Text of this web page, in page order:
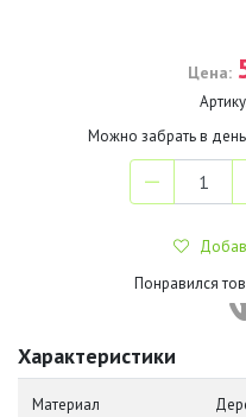
Цена:
Можно забрать в день
Понравился
Характеристики
Материал